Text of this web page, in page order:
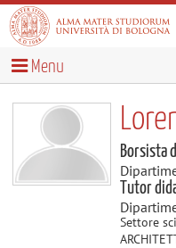
Menu
Borsista
Tutor
Settore